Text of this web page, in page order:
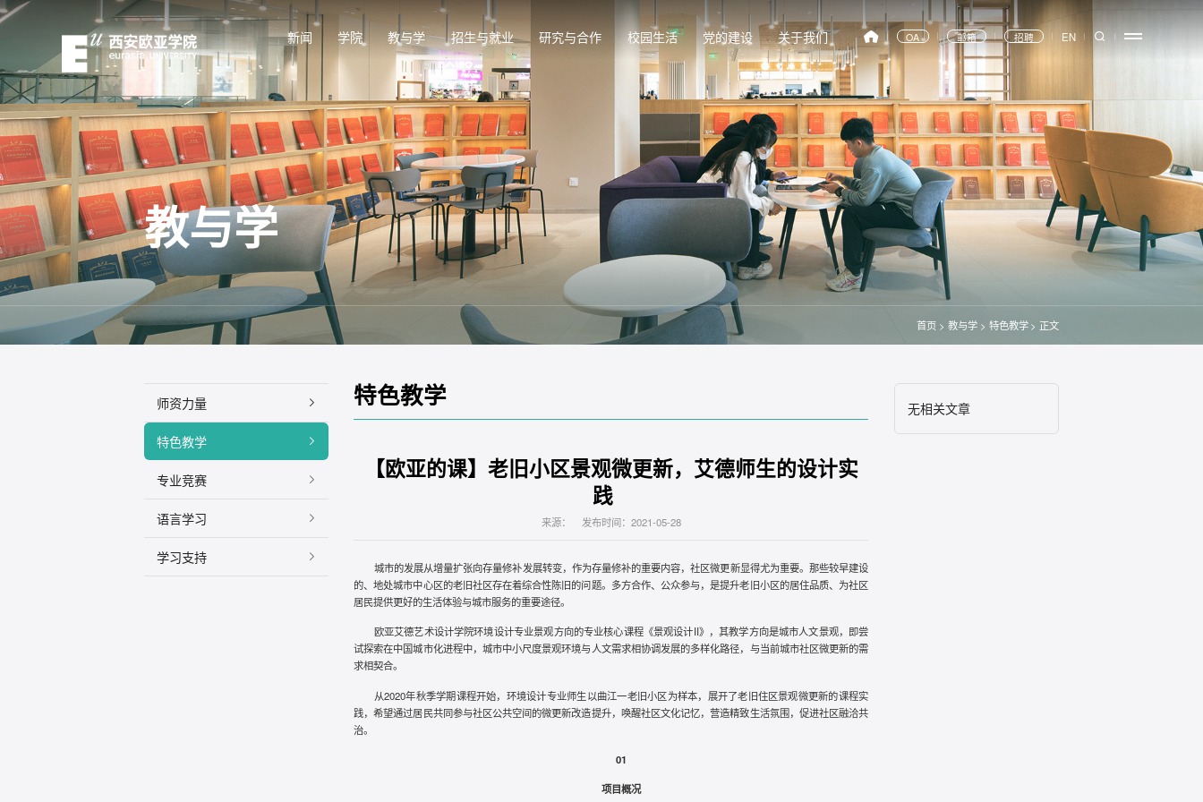
OA 邮箱 招聘 EN
新闻 学院 教与学 招生与就业 研究与合作 校园生活 党的建设 关于我们
教与学
首页 > 教与学 > 特色教学 > 正文
师资力量
特色教学
专业竞赛
语言学习
学习支持
特色教学
【欧亚的课】老旧小区景观微更新，艾德师生的设计实
践
来源： 发布时间：2021-05-28
城市的发展从增量扩张向存量修补发展转变，作为存量修补的重要内容，社区微更新显得尤为重要。那些较早建设
的、地处城市中心区的老旧社区存在着综合性陈旧的问题。多方合作、公众参与，是提升老旧小区的居住品质、为社区
居民提供更好的生活体验与城市服务的重要途径。
欧亚艾德艺术设计学院环境设计专业景观方向的专业核心课程《景观设计II》，其教学方向是城市人文景观，即尝
试探索在中国城市化进程中，城市中小尺度景观环境与人文需求相协调发展的多样化路径，与当前城市社区微更新的需
求相契合。
从2020年秋季学期课程开始，环境设计专业师生以曲江一老旧小区为样本，展开了老旧住区景观微更新的课程实
践，希望通过居民共同参与社区公共空间的微更新改造提升，唤醒社区文化记忆，营造精致生活氛围，促进社区融洽共
治。
01
项目概况
无相关文章